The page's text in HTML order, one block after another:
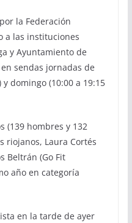
la Federación
a las instituciones
y Ayuntamiento de
sendas jornadas de
domingo (10:00 a 19:15
(139 hombres y 132
riojanos, Laura Cortés
Beltrán (Go Fit
año en categoría
en la tarde de ayer